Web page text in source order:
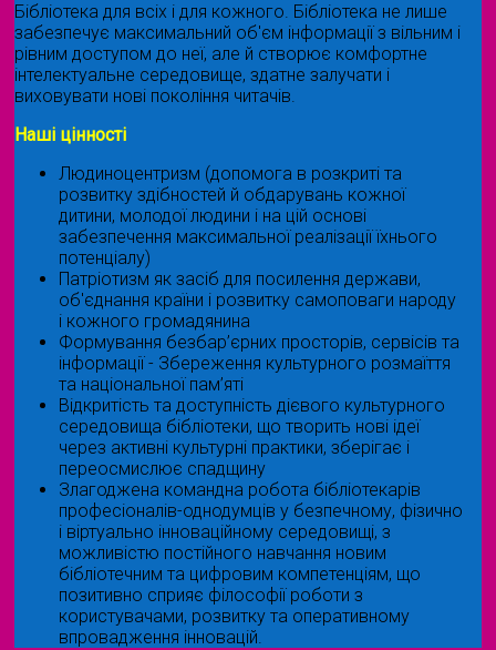
Бібліотека для всіх і для кожного. Бібліотека не лише
забезпечує максимальний об'єм інформації з вільним і
рівним доступом до неї, але й створює комфортне
інтелектуальне середовище, здатне залучати і
виховувати нові покоління читачів.
Наші цінності
Людиноцентризм (допомога в розкриті та
розвитку здібностей й обдарувань кожної
дитини, молодої людини і на цій основі
забезпечення максимальної реалізації їхнього
потенціалу)
Патріотизм як засіб для посилення держави,
об'єднання країни і розвитку самоповаги народу
і кожного громадянина
Формування безбар’єрних просторів, сервісів та
інформації - Збереження культурного розмаїття
та національної пам’яті
Відкритість та доступність дієвого культурного
середовища бібліотеки, що творить нові ідеї
через активні культурні практики, зберігає і
переосмислює спадщину
Злагоджена командна робота бібліотекарів
професіоналів-однодумців у безпечному, фізично
і віртуально інноваційному середовищі, з
можливістю постійного навчання новим
бібліотечним та цифровим компетенціям, що
позитивно сприяє філософії роботи з
користувачами, розвитку та оперативному
впровадження інновацій.